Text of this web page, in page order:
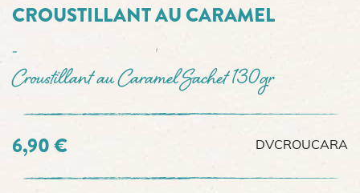
CROUSTILLANT AU CARAMEL
-
Croustillant au Caramel Sachet 130gr
6,90 € DVCROUCARA